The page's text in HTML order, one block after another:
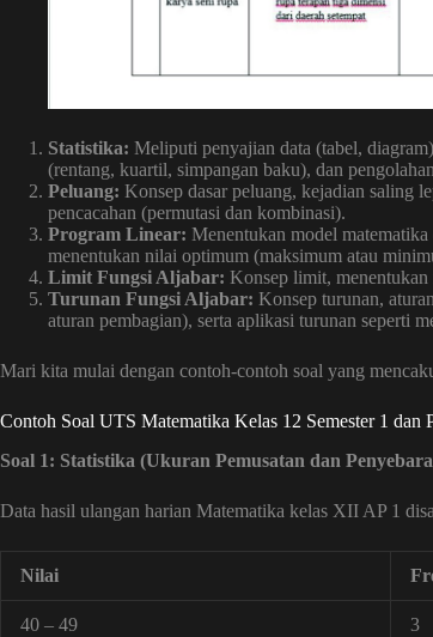
Statistika: Meliputi penyajian data (tabel,
(rentang, kuartil, simpangan baku), dan
Peluang: Konsep dasar peluang, kejadian saling
pencacahan (permutasi dan kombinasi).
Program Linear: Menentukan model matematika
menentukan nilai optimum (maksimum atau
Limit Fungsi Aljabar: Konsep limit,
Turunan Fungsi Aljabar: Konsep turunan,
aturan pembagian), serta aplikasi turunan seperti
Mari kita mulai dengan contoh-contoh soal yang
Contoh Soal UTS Matematika Kelas 12 Semester 1 dan
Soal 1: Statistika (Ukuran Pemusatan dan
Data hasil ulangan harian Matematika kelas XII AP 1
Nilai
40 – 49 3